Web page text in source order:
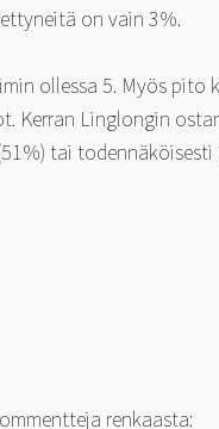
on vain 3%.
ollessa 5. Myös pito
Kerran Linglongin
tai todennäköisesti
renkaasta: